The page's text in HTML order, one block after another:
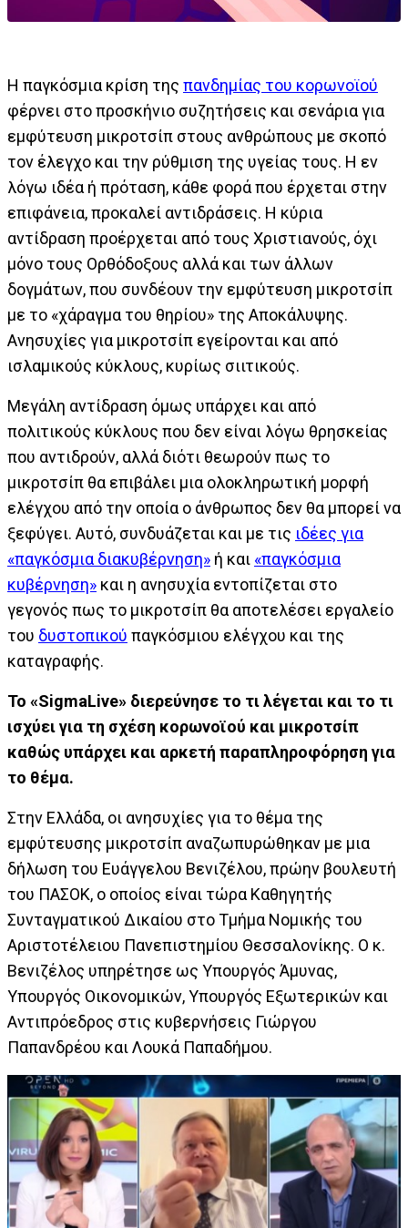
Η παγκόσμια κρίση της πανδημίας του κορωνοϊού
φέρνει στο προσκήνιο συζητήσεις και σενάρια για
εμφύτευση μικροτσίπ στους ανθρώπους με σκοπό
τον έλεγχο και την ρύθμιση της υγείας τους. Η εν
λόγω ιδέα ή πρόταση, κάθε φορά που έρχεται στην
επιφάνεια, προκαλεί αντιδράσεις. Η κύρια
αντίδραση προέρχεται από τους Χριστιανούς, όχι
μόνο τους Ορθόδοξους αλλά και των άλλων
δογμάτων, που συνδέουν την εμφύτευση μικροτσίπ
με το «χάραγμα του θηρίου» της Αποκάλυψης.
Ανησυχίες για μικροτσίπ εγείρονται και από
ισλαμικούς κύκλους, κυρίως σιιτικούς.
Μεγάλη αντίδραση όμως υπάρχει και από
πολιτικούς κύκλους που δεν είναι λόγω θρησκείας
που αντιδρούν, αλλά διότι θεωρούν πως το
μικροτσίπ θα επιβάλει μια ολοκληρωτική μορφή
ελέγχου από την οποία ο άνθρωπος δεν θα μπορεί να
ξεφύγει. Αυτό, συνδυάζεται και με τις ιδέες για
«παγκόσμια διακυβέρνηση» ή και «παγκόσμια
κυβέρνηση» και η ανησυχία εντοπίζεται στο
γεγονός πως το μικροτσίπ θα αποτελέσει εργαλείο
του δυστοπικού παγκόσμιου ελέγχου και της
καταγραφής.
Το «SigmaLive» διερεύνησε το τι λέγεται και το τι
ισχύει για τη σχέση κορωνοϊού και μικροτσίπ
καθώς υπάρχει και αρκετή παραπληροφόρηση για
το θέμα.
Στην Ελλάδα, οι ανησυχίες για το θέμα της
εμφύτευσης μικροτσίπ αναζωπυρώθηκαν με μια
δήλωση του Ευάγγελου Βενιζέλου, πρώην βουλευτή
του ΠΑΣΟΚ, ο οποίος είναι τώρα Καθηγητής
Συνταγματικού Δικαίου στο Τμήμα Νομικής του
Αριστοτέλειου Πανεπιστημίου Θεσσαλονίκης. Ο κ.
Βενιζέλος υπηρέτησε ως Υπουργός Άμυνας,
Υπουργός Οικονομικών, Υπουργός Εξωτερικών και
Αντιπρόεδρος στις κυβερνήσεις Γιώργου
Παπανδρέου και Λουκά Παπαδήμου.